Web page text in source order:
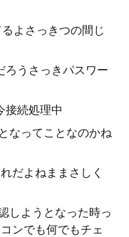
よさっきつの間じ
ろうさっきパスワー
接続処理中
なってことなのかね
だよねままさしく
しようとなった時っ
ンでも何でもチェ